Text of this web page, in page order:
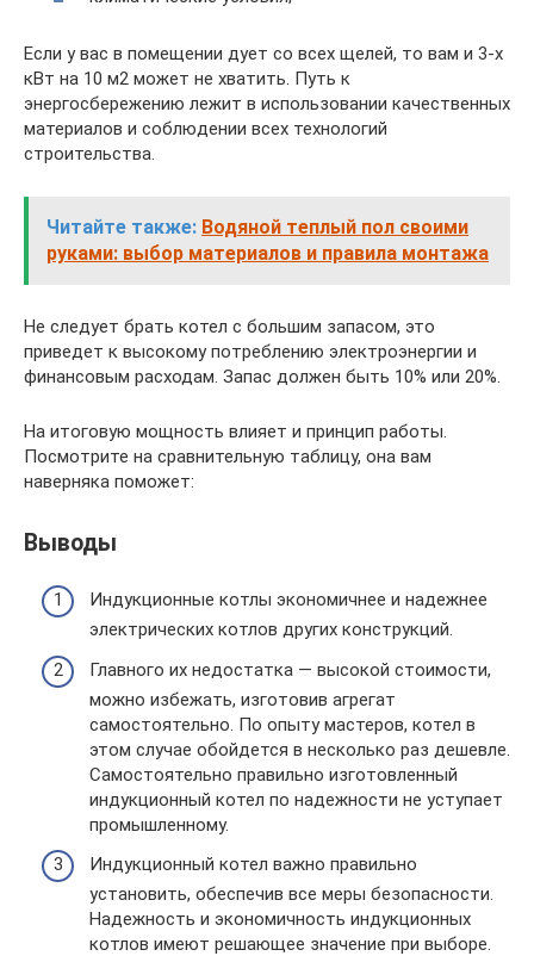
Если у вас в помещении дует со всех щелей, то вам и 3-х
кВт на 10 м2 может не хватить. Путь к
энергосбережению лежит в использовании качественных
материалов и соблюдении всех технологий
строительства.
Читайте также: Водяной теплый пол своими
руками: выбор материалов и правила монтажа
Не следует брать котел с большим запасом, это
приведет к высокому потреблению электроэнергии и
финансовым расходам. Запас должен быть 10% или 20%.
На итоговую мощность влияет и принцип работы.
Посмотрите на сравнительную таблицу, она вам
наверняка поможет:
Выводы
Индукционные котлы экономичнее и надежнее
электрических котлов других конструкций.
Главного их недостатка — высокой стоимости,
можно избежать, изготовив агрегат
самостоятельно. По опыту мастеров, котел в
этом случае обойдется в несколько раз дешевле.
Самостоятельно правильно изготовленный
индукционный котел по надежности не уступает
промышленному.
Индукционный котел важно правильно
установить, обеспечив все меры безопасности.
Надежность и экономичность индукционных
котлов имеют решающее значение при выборе.